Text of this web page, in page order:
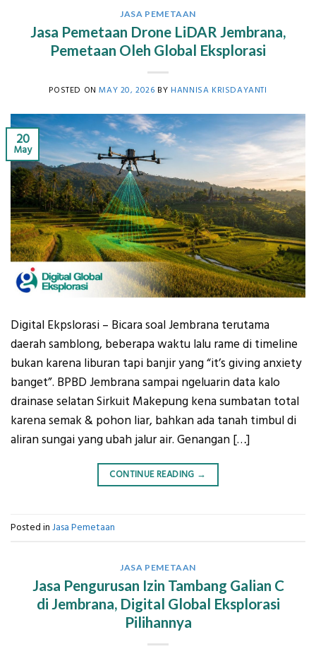
JASA PEMETAAN
Jasa Pemetaan Drone LiDAR Jembrana,
Pemetaan Oleh Global Eksplorasi
POSTED ONMAY 20, 2026 BY HANNISA KRISDAYANTI
20
May
Digital Ekpslorasi – Bicara soal Jembrana terutama
daerah samblong, beberapa waktu lalu rame di timeline
bukan karena liburan tapi banjir yang “it’s giving anxiety
banget”. BPBD Jembrana sampai ngeluarin data kalo
drainase selatan Sirkuit Makepung kena sumbatan total
karena semak & pohon liar, bahkan ada tanah timbul di
aliran sungai yang ubah jalur air. Genangan […]
CONTINUE READING →
Posted in Jasa Pemetaan
JASA PEMETAAN
Jasa Pengurusan Izin Tambang Galian C
di Jembrana, Digital Global Eksplorasi
Pilihannya